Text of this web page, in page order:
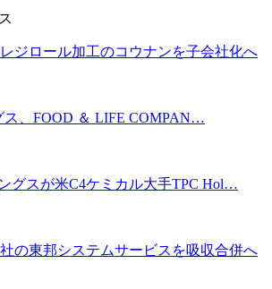
ジロール加工のコウナンを子会社化へ
ス、FOOD ＆ LIFE COMPAN…
グスが米C4ケミカル大手TPC Hol…
の東邦システムサービスを吸収合併へ